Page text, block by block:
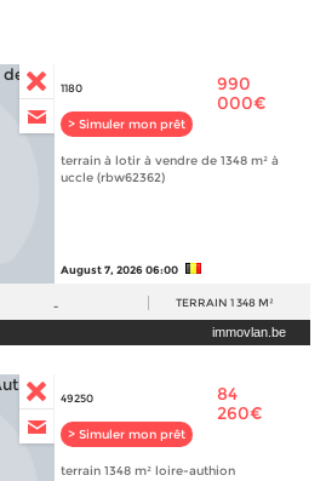
1180
> Simuler mon prêt
990
000€
terrain à lotir à vendre de 1348 m² à
uccle (rbw62362)
August 7, 2026 06:00
- TERRAIN 1 348 M²
immovlan.be
49250
> Simuler mon prêt
84
260€
terrain 1348 m² loire-authion